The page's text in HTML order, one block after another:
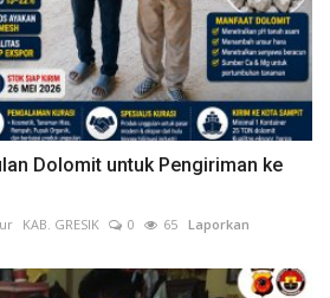
Dolomit untuk Pengiriman ke
KAB. GRESIK 0 65 Laporkan